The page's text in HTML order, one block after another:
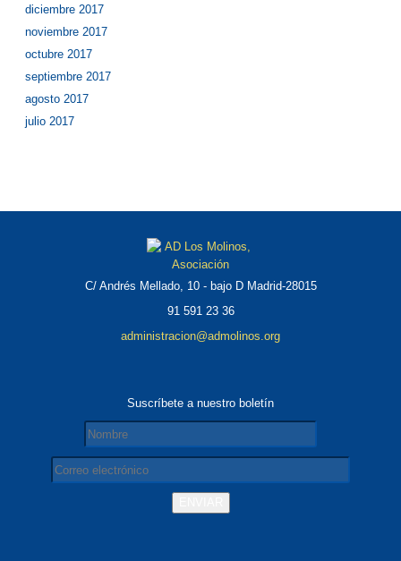
diciembre 2017
noviembre 2017
octubre 2017
septiembre 2017
agosto 2017
julio 2017
C/ Andrés Mellado, 10 - bajo D Madrid-28015
91 591 23 36
administracion@admolinos.org
Suscríbete a nuestro boletín